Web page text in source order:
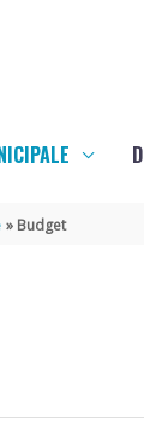
Budget